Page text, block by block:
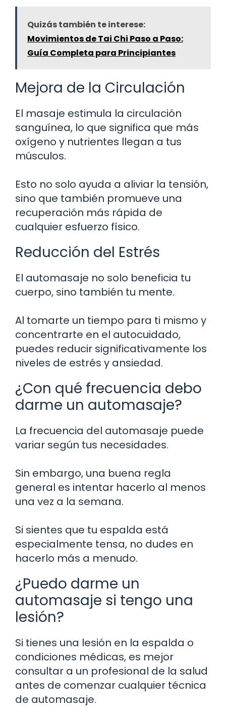
Quizás también te interese:
Movimientos de Tai Chi Paso a Paso:
Guía Completa para Principiantes
Mejora de la Circulación
El masaje estimula la circulación
sanguínea, lo que significa que más
oxígeno y nutrientes llegan a tus
músculos.
Esto no solo ayuda a aliviar la tensión,
sino que también promueve una
recuperación más rápida de
cualquier esfuerzo físico.
Reducción del Estrés
El automasaje no solo beneficia tu
cuerpo, sino también tu mente.
Al tomarte un tiempo para ti mismo y
concentrarte en el autocuidado,
puedes reducir significativamente los
niveles de estrés y ansiedad.
¿Con qué frecuencia debo
darme un automasaje?
La frecuencia del automasaje puede
variar según tus necesidades.
Sin embargo, una buena regla
general es intentar hacerlo al menos
una vez a la semana.
Si sientes que tu espalda está
especialmente tensa, no dudes en
hacerlo más a menudo.
¿Puedo darme un
automasaje si tengo una
lesión?
Si tienes una lesión en la espalda o
condiciones médicas, es mejor
consultar a un profesional de la salud
antes de comenzar cualquier técnica
de automasaje.